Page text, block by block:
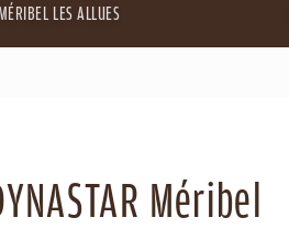
LES ALLUES
Méribel